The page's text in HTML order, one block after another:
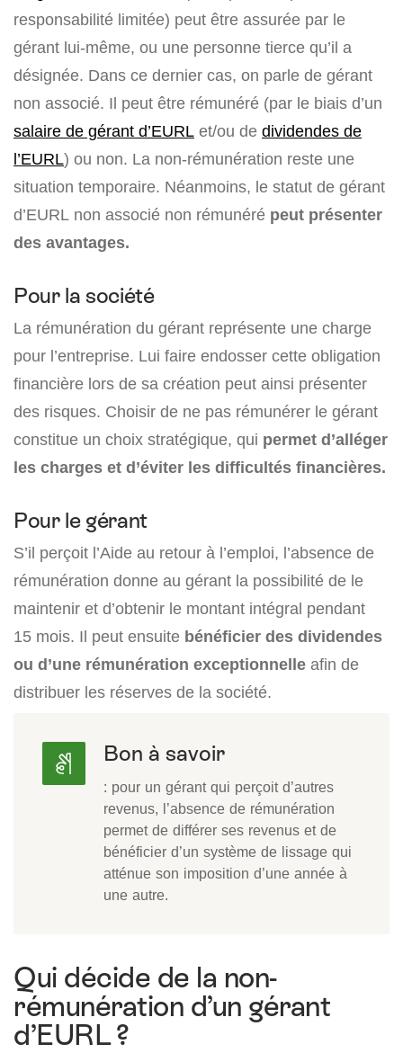
responsabilité limitée) peut être assurée par le
gérant lui-même, ou une personne tierce qu’il a
désignée. Dans ce dernier cas, on parle de gérant
non associé. Il peut être rémunéré (par le biais d’un
salaire de gérant d’EURL et/ou de dividendes de
l’EURL) ou non. La non-rémunération reste une
situation temporaire. Néanmoins, le statut de gérant
d’EURL non associé non rémunéré peut présenter
des avantages.
Pour la société
La rémunération du gérant représente une charge
pour l’entreprise. Lui faire endosser cette obligation
financière lors de sa création peut ainsi présenter
des risques. Choisir de ne pas rémunérer le gérant
constitue un choix stratégique, qui permet d’alléger
les charges et d’éviter les difficultés financières.
Pour le gérant
S’il perçoit l’Aide au retour à l’emploi, l’absence de
rémunération donne au gérant la possibilité de le
maintenir et d’obtenir le montant intégral pendant
15 mois. Il peut ensuite bénéficier des dividendes
ou d’une rémunération exceptionnelle afin de
distribuer les réserves de la société.
Bon à savoir
: pour un gérant qui perçoit d’autres
revenus, l’absence de rémunération
permet de différer ses revenus et de
bénéficier d’un système de lissage qui
atténue son imposition d’une année à
une autre.
Qui décide de la non-
rémunération d’un gérant
d’EURL ?